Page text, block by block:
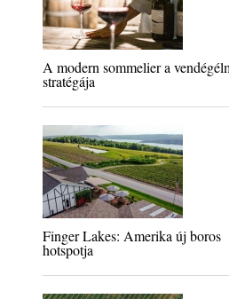
A modern sommelier a
stratégája
Finger Lakes: Amerika új boros
hotspotja